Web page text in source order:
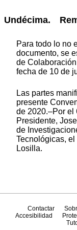
Undécima.
Para todo lo no
documento, se
de
fecha de 10 de
Las partes
presente
de 2020.–Por el
Presidente,
de
Tecnológicas,
Losilla.
Contactar
Accesibilidad